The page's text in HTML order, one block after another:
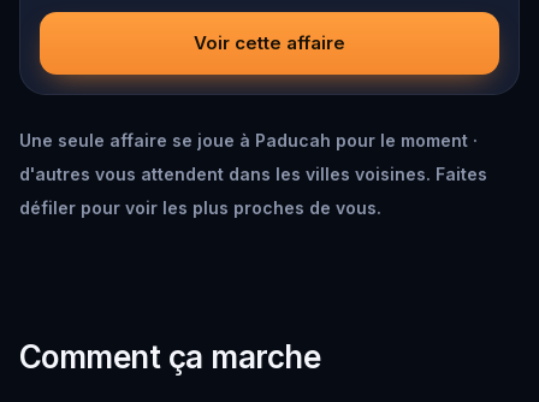
Voir cette affaire
Une seule affaire se joue à Paducah pour le moment ·
d'autres vous attendent dans les villes voisines. Faites
défiler pour voir les plus proches de vous.
Comment ça marche